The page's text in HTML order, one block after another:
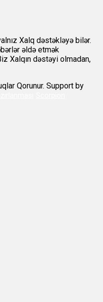
Xalq dəstəkləyə bilər.
əldə etmək
Xalqın dəstəyi olmadan,
Qorunur. Support by